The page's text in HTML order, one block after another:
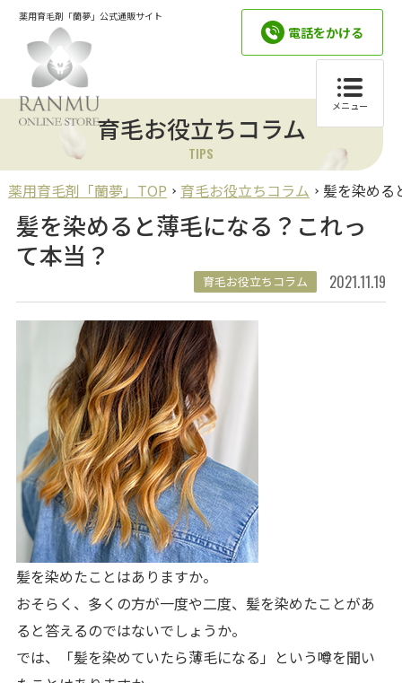
薬用育毛剤「蘭夢」公式通販サイト
電話をかける
メニュー
育毛お役立ちコラム
TIPS
薬用育毛剤「蘭夢」TOP 育毛お役立ちコラム 髪を染める
髪を染めると薄毛になる？これっ
て本当？
育毛お役立ちコラム 2021.11.19
髪を染めたことはありますか。
おそらく、多くの方が一度や二度、髪を染めたことがあ
ると答えるのではないでしょうか。
では、「髪を染めていたら薄毛になる」という噂を聞い